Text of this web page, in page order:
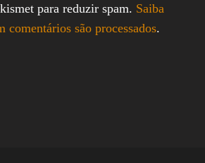
para reduzir spam. Saiba
comentários são processados.